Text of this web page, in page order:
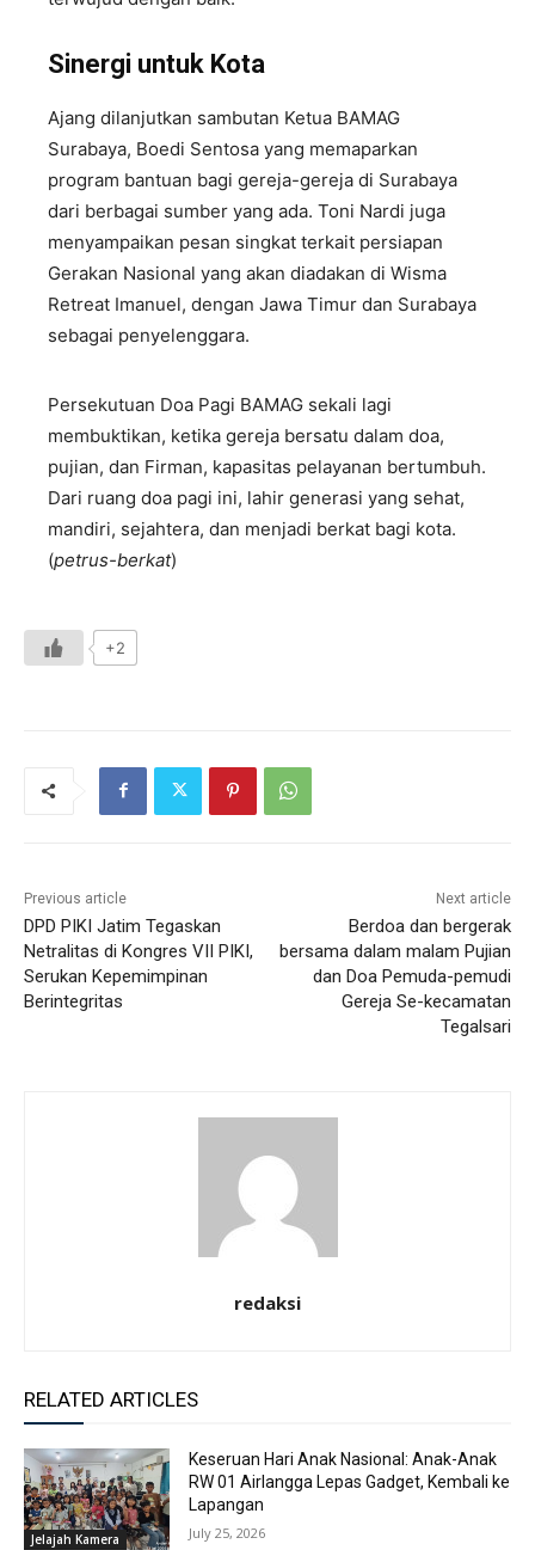
Sinergi untuk Kota
Ajang dilanjutkan sambutan Ketua BAMAG
Surabaya, Boedi Sentosa yang memaparkan
program bantuan bagi gereja-gereja di Surabaya
dari berbagai sumber yang ada. Toni Nardi juga
menyampaikan pesan singkat terkait persiapan
Gerakan Nasional yang akan diadakan di Wisma
Retreat Imanuel, dengan Jawa Timur dan Surabaya
sebagai penyelenggara.
Persekutuan Doa Pagi BAMAG sekali lagi
membuktikan, ketika gereja bersatu dalam doa,
pujian, dan Firman, kapasitas pelayanan bertumbuh.
Dari ruang doa pagi ini, lahir generasi yang sehat,
mandiri, sejahtera, dan menjadi berkat bagi kota.
(petrus-berkat)
+2
Previous article
DPD PIKI Jatim Tegaskan
Netralitas di Kongres VII PIKI,
Serukan Kepemimpinan
Berintegritas
Next article
Berdoa dan bergerak
bersama dalam malam Pujian
dan Doa Pemuda-pemudi
Gereja Se-kecamatan
Tegalsari
redaksi
RELATED ARTICLES
Jelajah Kamera
Keseruan Hari Anak Nasional: Anak-Anak
RW 01 Airlangga Lepas Gadget, Kembali ke
Lapangan
July 25, 2026